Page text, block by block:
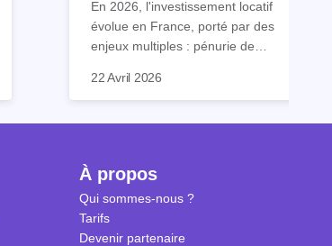
vers le LLI en 2026
En 2026, l'investissement locatif
évolue en France, porté par des
enjeux multiples : pénurie de
progressif des dispositifs de
besoin croissant de répondre à la
social, mais trop modeste pour le
marché privé.
LLI, ou Logement Locatif
une solution d'avenir. Ce
22 Avril 2026
À propos
Qui sommes-nous ?
Tarifs
Devenir partenaire